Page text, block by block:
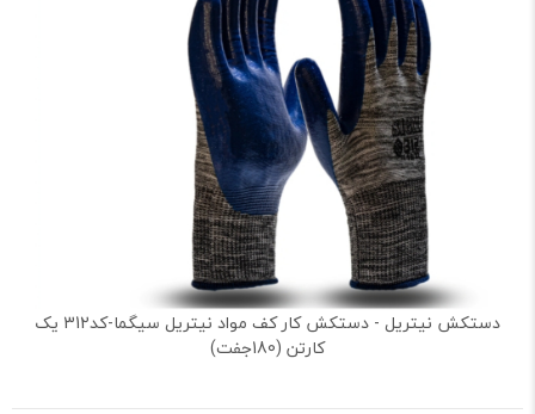
دستکش نیتریل - دستکش کار کف مواد نیتریل سیگما-کد312 یک
کارتن (180جفت)